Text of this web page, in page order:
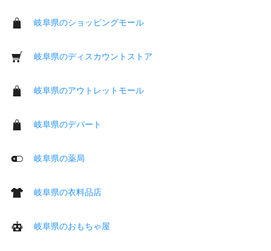
岐阜県のショッピングモール
岐阜県のディスカウントストア
岐阜県のアウトレットモール
岐阜県のデパート
岐阜県の薬局
岐阜県の衣料品店
岐阜県のおもちゃ屋